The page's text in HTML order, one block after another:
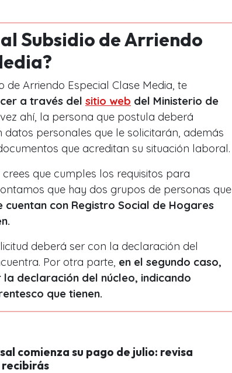
Subsidio de Arriendo
de Arriendo Especial Clase Media, te
a través del sitio web del Ministerio de
ahí, la persona que postula deberá
personales que le solicitarán, además
que acreditan su situación laboral.
que cumples los requisitos para
que hay dos grupos de personas que
cuentan con Registro Social de Hogares
deberá ser con la declaración del
Por otra parte, en el segundo caso,
declaración del núcleo, indicando
que tienen.
comienza su pago de julio: revisa
recibirás